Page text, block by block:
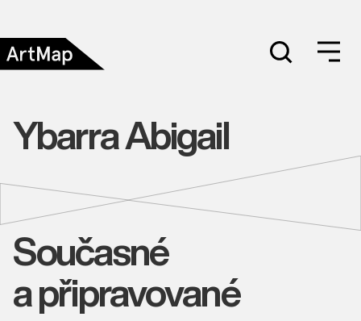
Ybarra Abigail
Současné
a připravované